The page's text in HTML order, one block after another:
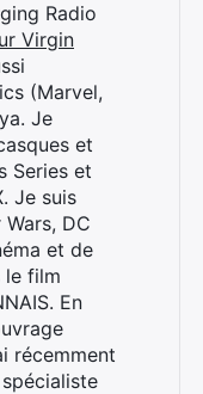
Radio
Virgin
(Marvel,
Je
et
Series et
Je suis
DC
et de
le film
En
récemment